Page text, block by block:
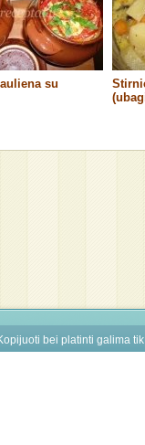
su
bei platinti galima